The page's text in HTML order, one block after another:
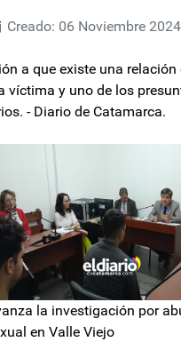
Creado: 06 Noviembre 2024
a que existe una relación
víctima y uno de los
- Diario de Catamarca.
la investigación por
en Valle Viejo